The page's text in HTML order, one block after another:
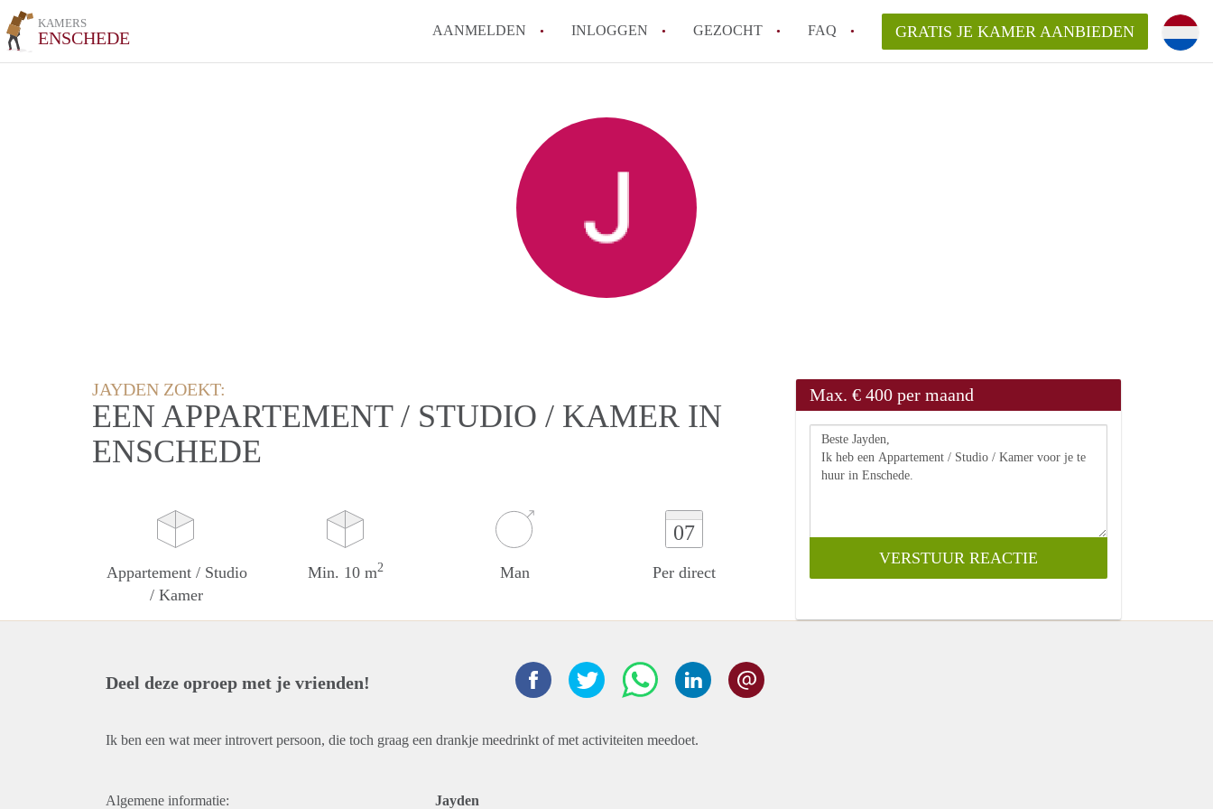
KAMERS
ENSCHEDE AANMELDEN INLOGGEN GEZOCHT FAQ
Wat is de privacyverklaring van KamersEnschede?
Berekent KamersEnschede makelaarsvergoeding/bemiddelingsvergoeding?
Is KamersEnschede verantwoordelijk voor de aangeboden Kamer / Kamers
in Enschede?
Alle veelgestelde vragen
GRATIS JE KAMER AANBIEDEN
JAYDEN ZOEKT:
EEN APPARTEMENT / STUDIO / KAMER IN
ENSCHEDE
Appartement / Studio
/ Kamer
Min. 10 m2 Man
07
Per direct
Max. € 400 per maand
Deel deze oproep met je vrienden!
Ik ben een wat meer introvert persoon, die toch graag een drankje meedrinkt of met activiteiten meedoet.
Algemene informatie: Jayden